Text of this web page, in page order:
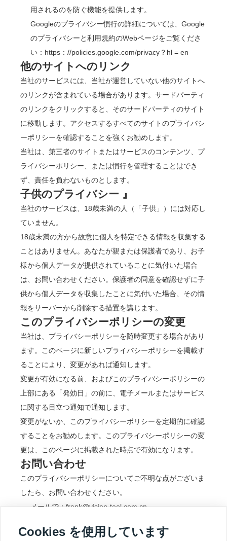
用されるのを防ぐ機能を提供します。
Googleのプライバシー慣行の詳細については、Google
のプライバシーと利用規約のWebページをご覧くださ
い： https ： //policies.google.com/privacy？hl = en
他のサイトへのリンク
当社のサービスには、当社が運営していない他のサイトへ
のリンクが含まれている場合があります。サードパーティ
のリンクをクリックすると、そのサードパーティのサイト
に移動します。アクセスするすべてのサイトのプライバシ
ーポリシーを確認することを強くお勧めします。
当社は、第三者のサイトまたはサービスのコンテンツ、プ
ライバシーポリシー、または慣行を管理することはでき
ず、責任を負わないものとします。
子供のプライバシー 』
当社のサービスは、18歳未満の人（「子供」）には対応し
ていません。
18歳未満の方から故意に個人を特定できる情報を収集する
ことはありません。あなたが親または保護者であり、お子
様から個人データが提供されていることに気付いた場合
は、お問い合わせください。保護者の同意を確認せずに子
供から個人データを収集したことに気付いた場合、その情
報をサーバーから削除する措置を講じます。
このプライバシーポリシーの変更
当社は、プライバシーポリシーを随時変更する場合があり
ます。このページに新しいプライバシーポリシーを掲載す
ることにより、変更があれば通知します。
変更が有効になる前、およびこのプライバシーポリシーの
上部にある「発効日」の前に、電子メールまたはサービス
に関する目立つ通知で通知します。
変更がないか、このプライバシーポリシーを定期的に確認
することをお勧めします。このプライバシーポリシーの変
更は、このページに掲載された時点で有効になります。
お問い合わせ
このプライバシーポリシーについてご不明な点がございま
したら、お問い合わせください。
メールで：frank@vision-tool.com.cn
Cookies を使用しています